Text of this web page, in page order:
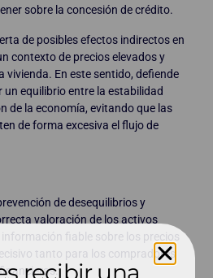
sobre la concesión de crédito.
de posibles efectos indirectos en
contexto de precios elevados y
vivienda. En este sentido, defiende
un equilibrio entre la estabilidad
de la economía, evitando que las
de forma excesiva el flujo de
de desequilibrios y
valoración de los activos
fiable sobre los precios
tanto para los compradores
recibir una